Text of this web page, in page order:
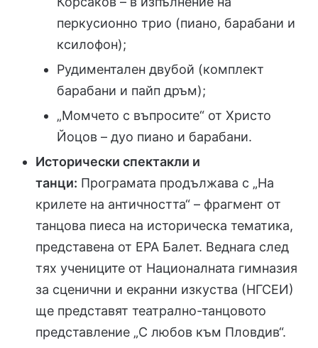
перкусионно трио (пиано, барабани и
ксилофон);
Рудиментален двубой (комплект
барабани и пайп дръм);
„Момчето с въпросите“ от Христо
Йоцов – дуо пиано и барабани.
Исторически спектакли и
танци: Програмата продължава с „На
крилете на античността“ – фрагмент от
танцова пиеса на историческа тематика,
представена от ЕРА Балет. Веднага след
тях учениците от Националната гимназия
за сценични и екранни изкуства (НГСЕИ)
ще представят театрално-танцовото
представление „С любов към Пловдив“.